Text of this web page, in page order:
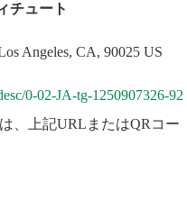
チュート
Angeles, CA, 90025 US
0-02-JA-tg-1250907326-92
、上記URLまたはQRコー